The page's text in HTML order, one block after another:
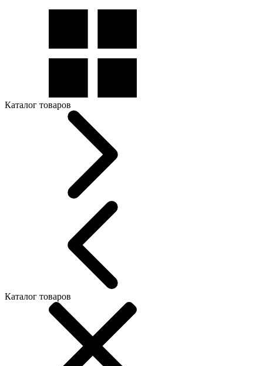
Каталог товаров
Каталог товаров